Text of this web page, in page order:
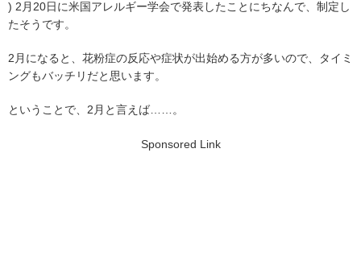
) 2月20日に米国アレルギー学会で発表したことにちなんで、制定し
たそうです。
2月になると、花粉症の反応や症状が出始める方が多いので、タイミ
ングもバッチリだと思います。
ということで、2月と言えば……。
Sponsored Link